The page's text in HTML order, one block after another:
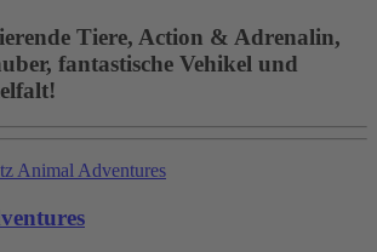
Tiere, Action & Adrenalin,
fantastische Vehikel und